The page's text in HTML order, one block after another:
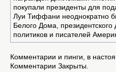
покупали президенты для
Луи Тиффани неоднократно
Белого Дома,
политиков и писателей
Комментарии и пинги, в
Комментарии Закрыты.